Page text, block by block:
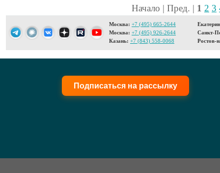
Начало | Пред. | 1 2 3
Москва: +7 (495) 665-2644
Москва: +7 (495) 926-2644
Казань: +7 (843) 558-0068
Санкт-
Ростов-
Подписаться на рассылку